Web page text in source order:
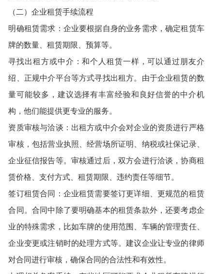
（二）企业租赁手续流程
明确租赁需求：企业要根据自身的业务需求，确定租赁车
牌的数量、租赁期限、预算等。
寻找出租方或中介：和个人租赁一样，可以通过朋友介
绍、正规中介平台等方式寻找出租方。由于企业租赁的数
量可能较多，建议选择有丰富经验和良好信誉的中介机
构，他们能提供更专业的服务。
资质审核与洽谈：出租方或中介会对企业的资质进行严格
审核，包括营业执照、经营场所证明、纳税或社保记录、
企业征信报告等。审核通过后，双方会进行洽谈，协商租
赁价格、支付方式、租赁期限、违约责任等细节。
签订租赁合同：企业租赁需要签订更详细、更规范的租赁
合同。合同中除了要明确基本的租赁条款外，还要考虑企
业的特殊需求，比如车牌的使用范围、车辆的管理责任、
企业变更或注销时的处理方式等。建议企业让专业的律师
对合同进行审核，确保合同的合法性和有效性。